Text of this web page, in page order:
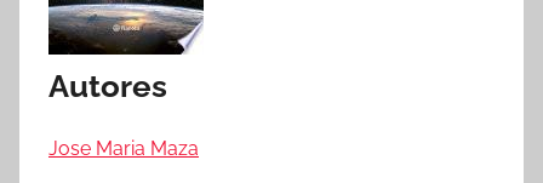
Autores
Jose Maria Maza